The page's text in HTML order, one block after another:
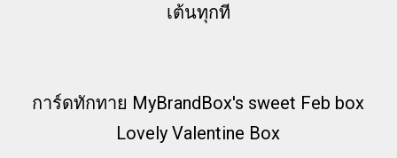
เต้นทุกที
การ์ดทักทาย MyBrandBox's sweet Feb box
Lovely Valentine Box